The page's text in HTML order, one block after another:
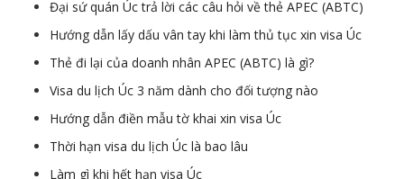
Đại sứ quán Úc trả lời các câu hỏi về thẻ APEC (ABTC)
Hướng dẫn lấy dấu vân tay khi làm thủ tục xin visa Úc
Thẻ đi lại của doanh nhân APEC (ABTC) là gì?
Visa du lịch Úc 3 năm dành cho đối tượng nào
Hướng dẫn điền mẫu tờ khai xin visa Úc
Thời hạn visa du lịch Úc là bao lâu
Làm gì khi hết hạn visa Úc